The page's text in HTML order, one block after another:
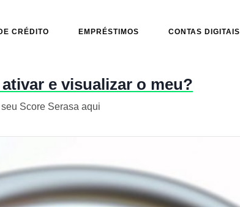
CRÉDITO EMPRÉSTIMOS CONTAS DIGITAIS
e visualizar o meu?
Score Serasa aqui